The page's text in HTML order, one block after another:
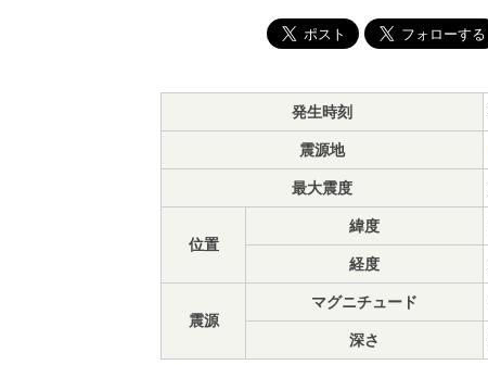
発生時刻
震源地
最大震度
位置
緯度
経度
震源
マグニチュード
深さ